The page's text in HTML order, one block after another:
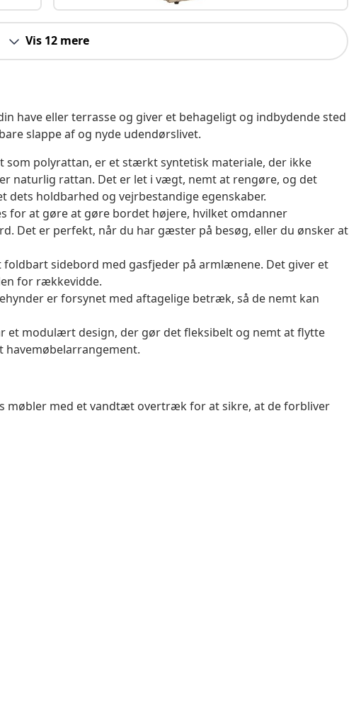
Vis 12 mere
have eller terrasse og giver et behageligt og indbydende sted
slappe af og nyde udendørslivet.
som polyrattan, er et stærkt syntetisk materiale, der ikke
naturlig rattan. Det er let i vægt, nemt at rengøre, og det
holdbarhed og vejrbestandige egenskaber.
for at gøre at gøre bordet højere, hvilket omdanner
Det er perfekt, når du har gæster på besøg, eller du ønsker at
sidebord med gasfjeder på armlænene. Det giver et
for rækkevidde.
er forsynet med aftagelige betræk, så de nemt kan
et modulært design, der gør det fleksibelt og nemt at flytte
havemøbelarrangement.
møbler med et vandtæt overtræk for at sikre, at de forbliver